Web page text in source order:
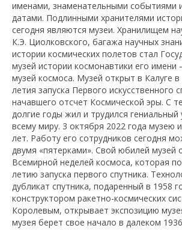
именами, знаменательными событиями
датами. Подлинными хранителями
сегодня являются музеи. Хранилищем
К.Э. Циолковского, багажа научных
истории космических полетов стал
музей истории космонавтики его имени
музей космоса. Музей открыт в Калуге
летия запуска Первого искусственного
начавшего отсчет Космической эры. С
долгие годы жил и трудился гениальный
всему миру. 3 октября 2022 года музею
лет. Работу его сотрудников сегодня
двумя «пятерками». Свой юбилей музей
Всемирной неделей космоса, которая
летию запуска первого спутника.
дубликат спутника, подаренный в 1958
конструктором ракетно-космических
Королевым, открывает экспозицию
музея берет свое начало в далеком